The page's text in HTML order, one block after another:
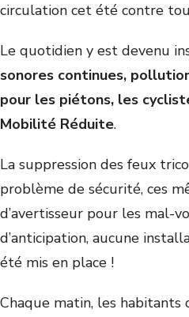
circulation cet été contre
Le quotidien y est devenu
sonores continues,
pour les piétons, les
Mobilité Réduite.
La suppression des feux
problème de sécurité, ces
d’avertisseur pour les mal-
d’anticipation, aucune
été mis en place !
Chaque matin, les